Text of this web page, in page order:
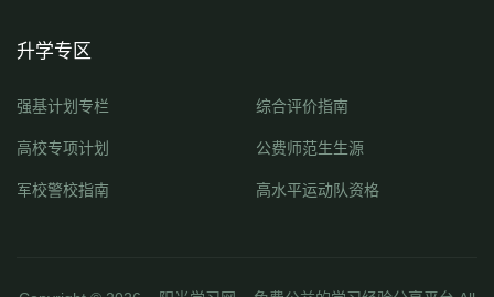
升学专区
强基计划专栏 综合评价指南
高校专项计划 公费师范生生源
军校警校指南 高水平运动队资格